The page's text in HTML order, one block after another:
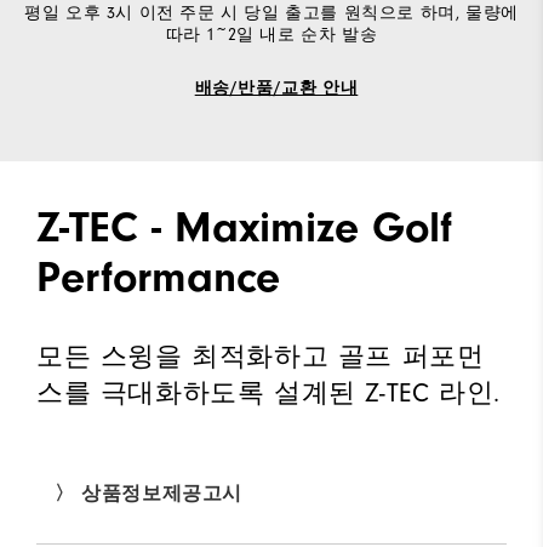
평일 오후 3시 이전 주문 시 당일 출고를 원칙으로 하며, 물량에
따라 1~2일 내로 순차 발송
배송/반품/교환 안내
Z-TEC - Maximize Golf
Performance
모든 스윙을 최적화하고 골프 퍼포먼
스를 극대화하도록 설계된 Z-TEC 라인.
〉 상품정보제공고시